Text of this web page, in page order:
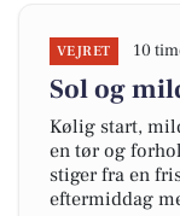
VEJRET 10
Sol og
Kølig start,
en tør og
stiger fra en
eftermiddag